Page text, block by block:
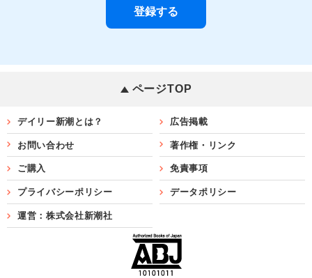
ページTOP
デイリー新潮とは？ 広告掲載
お問い合わせ 著作権・リンク
ご購入 免責事項
プライバシーポリシー データポリシー
運営：株式会社新潮社